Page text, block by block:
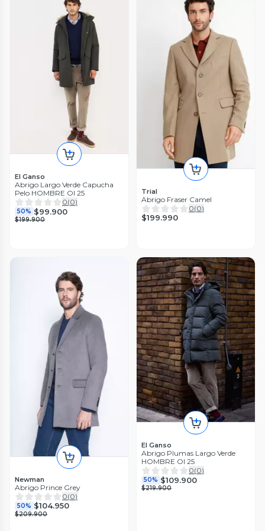
El Ganso
Abrigo Largo Verde Capucha
Pelo HOMBRE OI 25
0(0)
50% $99.900
$199.900
Trial
Abrigo Fraser Camel
0(0)
$199.990
Newman
Abrigo Prince Grey
0(0)
50% $104.950
$209.900
El Ganso
Abrigo Plumas Largo Verde
HOMBRE OI 25
0(0)
50% $109.900
$219.900